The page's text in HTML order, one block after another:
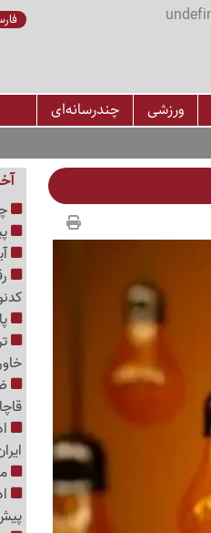
ورزشی
چندرسانه‌ای